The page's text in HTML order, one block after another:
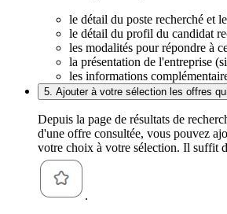
le détail du poste recherché et
le détail du profil du candidat
les modalités pour répondre à
la présentation de l'entreprise
les informations
5. Ajouter à votre sélection les offres
Depuis la page de résultats de
d'une offre consultée, vous pouvez
votre choix à votre sélection. Il suffit
.